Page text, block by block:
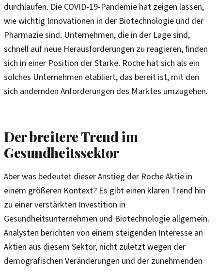
durchlaufen. Die COVID-19-Pandemie hat zeigen lassen,
wie wichtig Innovationen in der Biotechnologie und der
Pharmazie sind. Unternehmen, die in der Lage sind,
schnell auf neue Herausforderungen zu reagieren, finden
sich in einer Position der Stärke. Roche hat sich als ein
solches Unternehmen etabliert, das bereit ist, mit den
sich ändernden Anforderungen des Marktes umzugehen.
Der breitere Trend im
Gesundheitssektor
Aber was bedeutet dieser Anstieg der Roche Aktie in
einem größeren Kontext? Es gibt einen klaren Trend hin
zu einer verstärkten Investition in
Gesundheitsunternehmen und Biotechnologie allgemein.
Analysten berichten von einem steigenden Interesse an
Aktien aus diesem Sektor, nicht zuletzt wegen der
demografischen Veränderungen und der zunehmenden